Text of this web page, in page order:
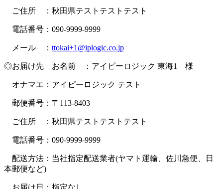
ご住所 ：秋田県テストテストテスト
電話番号：090-9999-9999
メール ： ttokai+1@iplogic.co.jp
◎お届け先 お名前 ：アイピーロジック 東海1 様
オナマエ：アイピーロジック テスト
郵便番号：〒113-8403
ご住所 ：秋田県テストテストテスト
電話番号：090-9999-9999
配送方法：当社指定配送業者(ヤマト運輸、佐川急便、日
本郵便など)